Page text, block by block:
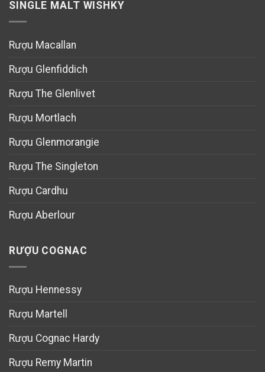
SINGLE MALT WISHKY
Rượu Macallan
Rượu Glenfiddich
Rượu The Glenlivet
Rượu Mortlach
Rượu Glenmorangie
Rượu The Singleton
Rượu Cardhu
Rượu Aberlour
RƯỢU COGNAC
Rượu Hennessy
Rượu Martell
Rượu Cognac Hardy
Rượu Remy Martin